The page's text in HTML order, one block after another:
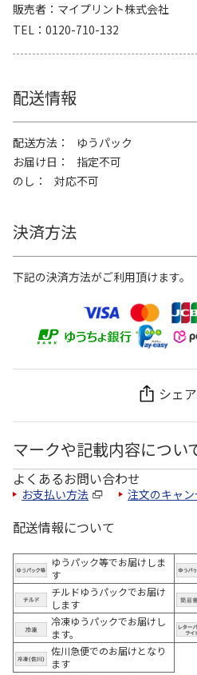
販売者
マイプリント株式会社
TEL
0120-710-132
配送情報
配送方法
ゆうパック
お届け日
指定不可
のし
対応不可
決済方法
下記の決済方法がご利用頂けます。
シェ
マークや記載内容につい
よくあるお問い合わせ
お支払い方法 注文のキャ
配送情報について
ゆうパック等でお届けしま
す
チルドゆうパックでお届け
します
冷凍ゆうパックでお届けし
ます。
佐川急便でのお届けとなり
ます